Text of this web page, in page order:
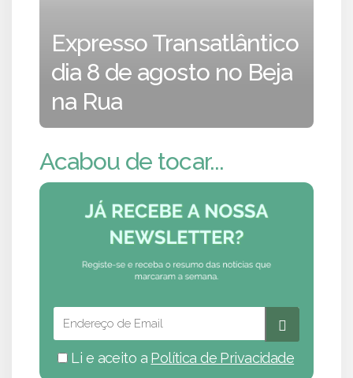
Expresso Transatlântico
dia 8 de agosto no Beja
na Rua
Acabou de tocar...
Li e aceito a Política de Privacidade